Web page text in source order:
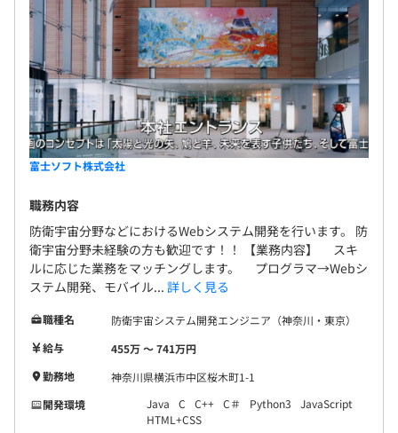
富士ソフト株式会社
職務内容
防衛宇宙分野などにおけるWebシステム開発を行います。 防
衛宇宙分野未経験の方も歓迎です！！ 【業務内容】 スキ
ルに応じた業務をマッチングします。 プログラマ→Webシ
ステム開発、モバイル... 詳しく見る
職種名
防衛宇宙システム開発エンジニア（神奈川・東京）
給与
455万 〜 741万円
勤務地
神奈川県横浜市中区桜木町1-1
開発環境
Java C C++ C＃ Python3
JavaScript
HTML+CSS